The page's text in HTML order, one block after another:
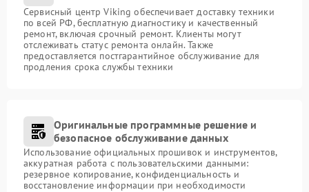
Сервисный центр Viking обеспечивает доставку техники
по всей РФ, бесплатную диагностику и качественный
ремонт, включая срочный ремонт. Клиенты могут
отслеживать статус ремонта онлайн. Также
предоставляется постгарантийное обслуживание для
продления срока службы техники
Оригинальные программные решение и
безопасное обслуживание данных
Использование официальных прошивок и инструментов,
аккуратная работа с пользовательскими данными:
резервное копирование, конфиденциальность и
восстановление информации при необходимости